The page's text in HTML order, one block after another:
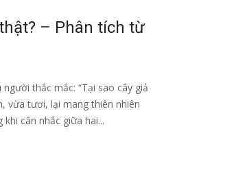
– Phân tích từ
thắc mắc: “Tại sao cây giả
vừa tươi, lại mang thiên nhiên
cân nhắc giữa hai...